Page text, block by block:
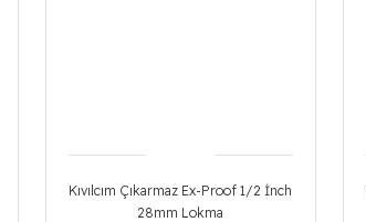
Kıvılcım Çıkarmaz Ex-Proof 1/2 İnch
28mm Lokma